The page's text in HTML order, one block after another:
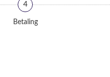
4
Betaling